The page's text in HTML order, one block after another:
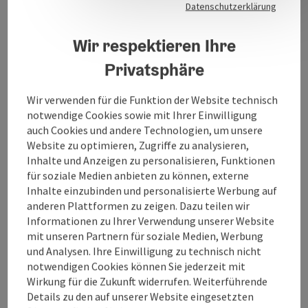
Vitalwelt-Gutscheine werden angenommen.
Öffnungszeiten nach vorheriger Terminvereinbarung
von 7 bis 19 Uhr zur Verfügung. Bitte vereinbaren Sie
Ihren persönlichen Beratungstermin mit Ihrem
Kontakt
Öffnungszeiten
Anreise/Lage
Eignung
Datenschutzerklärung
Wir respektieren Ihre
Privatsphäre
Wir verwenden für die Funktion der Website technisch
notwendige Cookies sowie mit Ihrer Einwilligung
auch Cookies und andere Technologien, um unsere
Website zu optimieren, Zugriffe zu analysieren,
Inhalte und Anzeigen zu personalisieren, Funktionen
für soziale Medien anbieten zu können, externe
Inhalte einzubinden und personalisierte Werbung auf
anderen Plattformen zu zeigen. Dazu teilen wir
Informationen zu Ihrer Verwendung unserer Website
mit unseren Partnern für soziale Medien, Werbung
und Analysen. Ihre Einwilligung zu technisch nicht
notwendigen Cookies können Sie jederzeit mit
Wirkung für die Zukunft widerrufen. Weiterführende
Details zu den auf unserer Website eingesetzten